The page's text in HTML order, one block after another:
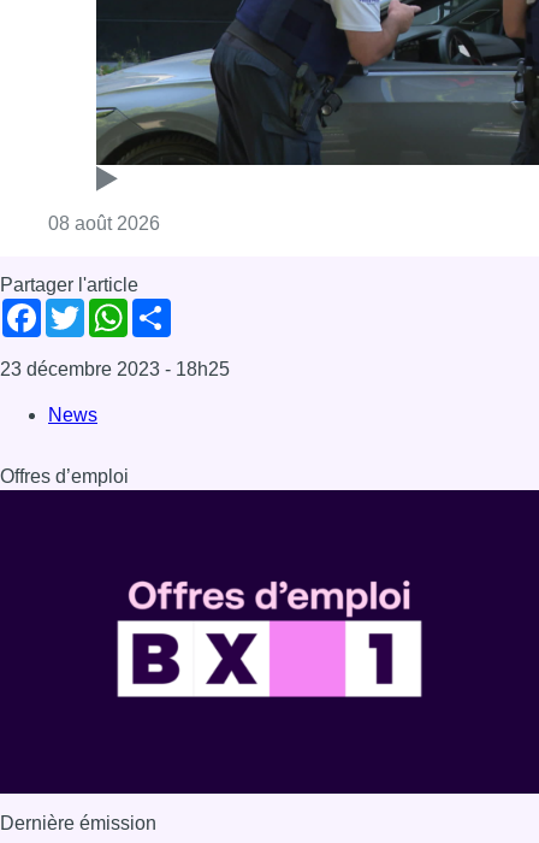
08 août 2026
Partager l'article
Facebook
TwitterWhatsApp
23 décembre 2023 - 18h25
News
Offres d’emploi
Dernière émission